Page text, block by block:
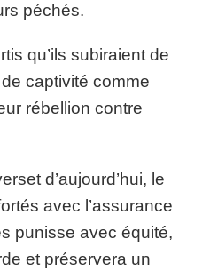
péchés.
qu’ils subiraient de
captivité comme
rébellion contre
d’aujourd’hui, le
avec l’assurance
punisse avec équité,
et préservera un